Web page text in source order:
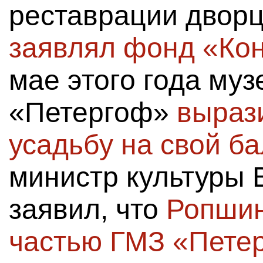
реставрации
заявлял фонд
мае этого года
«Петергоф»
усадьбу на свой
министр
заявил, что
частью ГМЗ